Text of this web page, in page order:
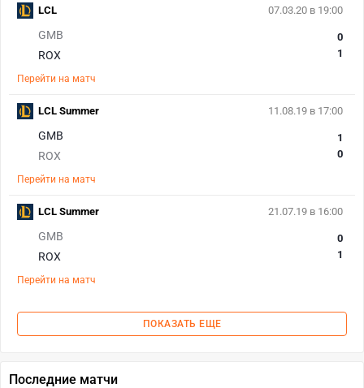
07.03.20 в 19:00
GMB
ROX
0
1
Перейти на матч
LCL
11.08.19 в 17:00
GMB
ROX
1
0
Перейти на матч
LCL Summer
21.07.19 в 16:00
GMB
ROX
0
1
Перейти на матч
LCL Summer
ПОКАЗАТЬ ЕЩЕ
Последние матчи